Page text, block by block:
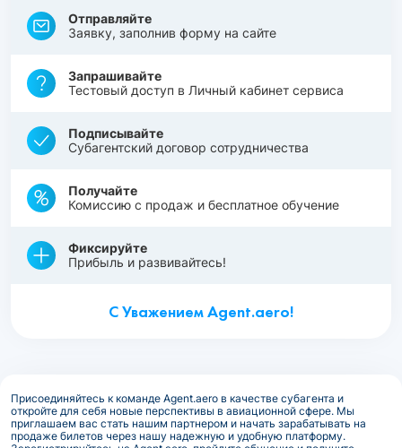
Отправляйте
Заявку, заполнив форму на сайте
Запрашивайте
Тестовый доступ в Личный кабинет сервиса
Подписывайте
Субагентский договор сотрудничества
Получайте
Комиссию с продаж и бесплатное обучение
Фиксируйте
Прибыль и развивайтесь!
С Уважением Agent.aero!
Присоединяйтесь к команде Agent.aero в качестве субагента и
откройте для себя новые перспективы в авиационной сфере. Мы
приглашаем вас стать нашим партнером и начать зарабатывать на
продаже билетов через нашу надежную и удобную платформу.